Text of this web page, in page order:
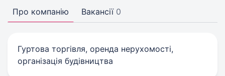
Про компанію Вакансії 0
Гуртова торгівля, оренда нерухомості,
організація будівництва